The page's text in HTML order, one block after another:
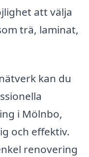
att välja
trä, laminat,
kan du
i Mölnbo,
och effektiv.
renovering